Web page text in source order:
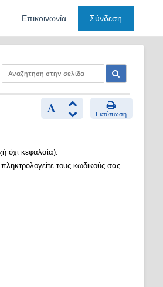
Επικοινωνία Σύνδεση
Εκτύπωση
όχι κεφαλαία).
τους κωδικούς σας